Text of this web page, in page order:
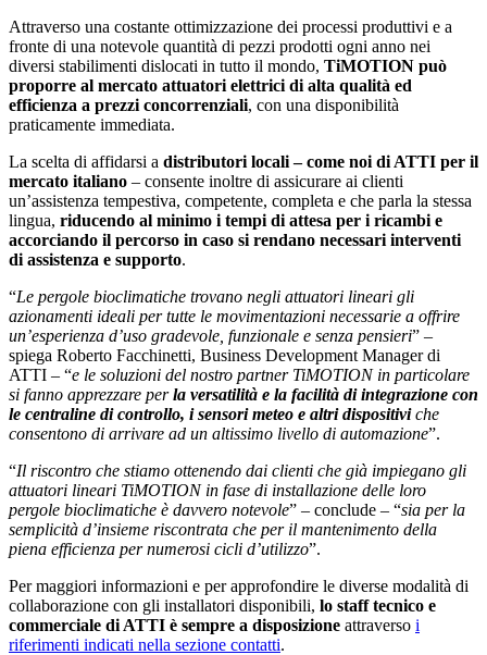
Attraverso una costante ottimizzazione dei processi produttivi e a
fronte di una notevole quantità di pezzi prodotti ogni anno nei
diversi stabilimenti dislocati in tutto il mondo, TiMOTION può
proporre al mercato attuatori elettrici di alta qualità ed
efficienza a prezzi concorrenziali, con una disponibilità
praticamente immediata.
La scelta di affidarsi a distributori locali – come noi di ATTI per il
mercato italiano – consente inoltre di assicurare ai clienti
un’assistenza tempestiva, competente, completa e che parla la stessa
lingua, riducendo al minimo i tempi di attesa per i ricambi e
accorciando il percorso in caso si rendano necessari interventi
di assistenza e supporto.
“Le pergole bioclimatiche trovano negli attuatori lineari gli
azionamenti ideali per tutte le movimentazioni necessarie a offrire
un’esperienza d’uso gradevole, funzionale e senza pensieri” –
spiega Roberto Facchinetti, Business Development Manager di
ATTI – “e le soluzioni del nostro partner TiMOTION in particolare
si fanno apprezzare perla versatilità e la facilità di integrazione con
le centraline di controllo, i sensori meteo e altri dispositiviche
consentono di arrivare ad un altissimo livello di automazione”.
“Il riscontro che stiamo ottenendo dai clienti che già impiegano gli
attuatori lineari TiMOTION in fase di installazione delle loro
pergole bioclimatiche è davvero notevole” – conclude – “sia per la
semplicità d’insieme riscontrata che per il mantenimento della
piena efficienza per numerosi cicli d’utilizzo”.
Per maggiori informazioni e per approfondire le diverse modalità di
collaborazione con gli installatori disponibili, lo staff tecnico e
commerciale di ATTI è sempre a disposizione attraverso i
riferimenti indicati nella sezione contatti.